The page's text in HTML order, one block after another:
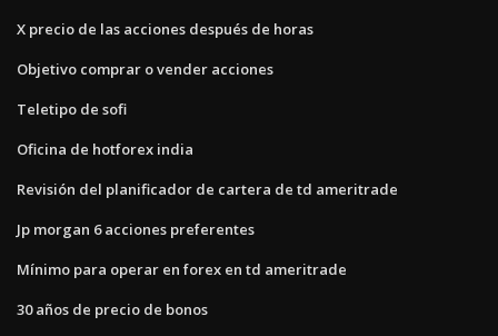
X precio de las acciones después de horas
Objetivo comprar o vender acciones
Teletipo de sofi
Oficina de hotforex india
Revisión del planificador de cartera de td ameritrade
Jp morgan 6 acciones preferentes
Mínimo para operar en forex en td ameritrade
30 años de precio de bonos